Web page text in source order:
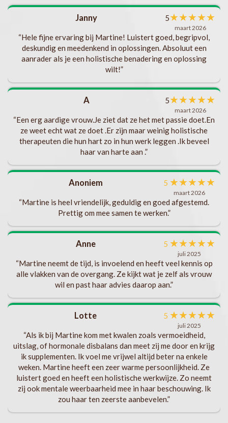
Janny 5★★★★★
maart 2026
“Hele fijne ervaring bij Martine! Luistert goed, begripvol,
deskundig en meedenkend in oplossingen. Absoluut een
aanrader als je een holistische benadering en oplossing
wilt!”
A 5★★★★★
maart 2026
“Een erg aardige vrouw.Je ziet dat ze het met passie doet.En
ze weet echt wat ze doet .Er zijn maar weinig holistische
therapeuten die hun hart zo in hun werk leggen .Ik beveel
haar van harte aan .”
Anoniem 5 ★★★★★
maart 2026
“Martine is heel vriendelijk, geduldig en goed afgestemd.
Prettig om mee samen te werken.”
Anne 5 ★★★★★
juli 2025
“Martine neemt de tijd, is invoelend en heeft veel kennis op
alle vlakken van de overgang. Ze kijkt wat je zelf als vrouw
wil en past haar advies daarop aan.”
Lotte 5 ★★★★★
juli 2025
“Als ik bij Martine kom met kwalen zoals vermoeidheid,
uitslag, of hormonale disbalans dan meet zij me door en krijg
ik supplementen. Ik voel me vrijwel altijd beter na enkele
weken. Martine heeft een zeer warme persoonlijkheid. Ze
luistert goed en heeft een holistische werkwijze. Zo neemt
zij ook mentale weerbaarheid mee in haar beschouwing. Ik
zou haar ten zeerste aanbevelen.”